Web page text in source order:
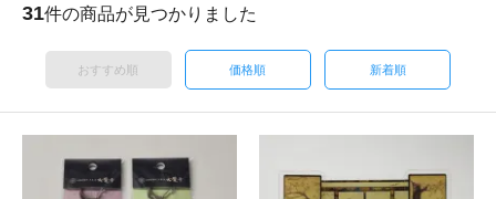
31件の商品が見つかりました
おすすめ順 価格順 新着順